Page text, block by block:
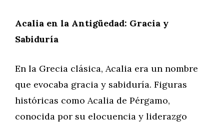
Acalia en la Antigüedad: Gracia y
Sabiduría
En la Grecia clásica, Acalia era un nombre
que evocaba gracia y sabiduría. Figuras
históricas como Acalia de Pérgamo,
conocida por su elocuencia y liderazgo